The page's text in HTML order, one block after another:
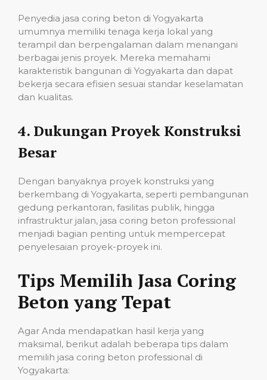
Penyedia jasa coring beton di Yogyakarta
umumnya memiliki tenaga kerja lokal yang
terampil dan berpengalaman dalam menangani
berbagai jenis proyek. Mereka memahami
karakteristik bangunan di Yogyakarta dan dapat
bekerja secara efisien sesuai standar keselamatan
dan kualitas.
4. Dukungan Proyek Konstruksi
Besar
Dengan banyaknya proyek konstruksi yang
berkembang di Yogyakarta, seperti pembangunan
gedung perkantoran, fasilitas publik, hingga
infrastruktur jalan, jasa coring beton professional
menjadi bagian penting untuk mempercepat
penyelesaian proyek-proyek ini.
Tips Memilih Jasa Coring
Beton yang Tepat
Agar Anda mendapatkan hasil kerja yang
maksimal, berikut adalah beberapa tips dalam
memilih jasa coring beton professional di
Yogyakarta: